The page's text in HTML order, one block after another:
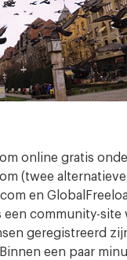
online gratis
(twee
en
community-site
geregistreerd
een paar